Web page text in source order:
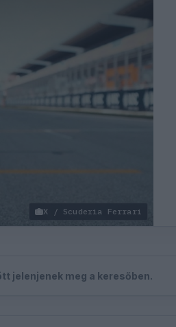
X / Scuderia Ferrari
jelenjenek meg a keresőben.